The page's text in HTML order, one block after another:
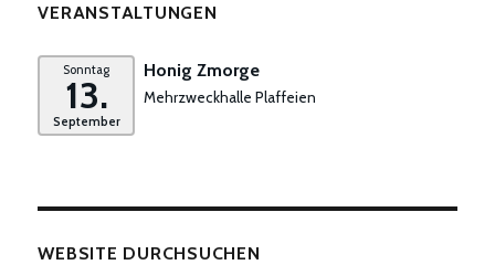
VERANSTALTUNGEN
Sonntag
13.
September
Honig Zmorge
Mehrzweckhalle Plaffeien
WEBSITE DURCHSUCHEN